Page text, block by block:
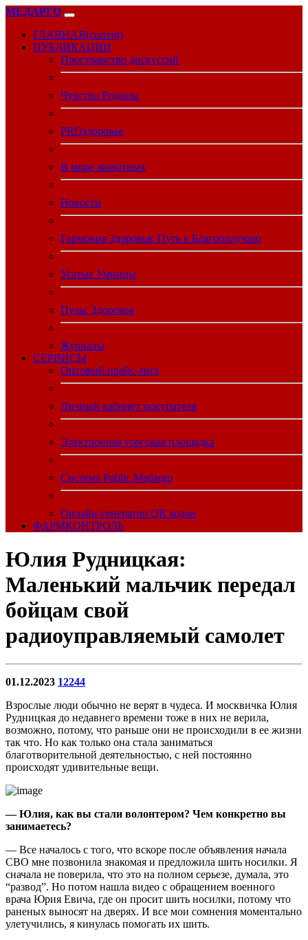
МЕДАРГО
ГЛАВНАЯ(current)
ПУБЛИКАЦИИ
Пространство дискуссий
Чувство Родины
PROздоровье
В мире животных
Новости
Гармония Здоровья: Путь к Благополучию
Усатые Умницы
Пульс Здоровья
Журналы
CЕРВИСЫ
Оптовый прайс-лист
Личный кабинет покупателя
Электронная торговая площадка
Система Public.Medargo
Онлайн-генератор QR кодов
ФАРМКОНТРОЛЬ
Юлия Рудницкая:
Маленький мальчик передал
бойцам свой
радиоуправляемый самолет
01.12.2023 12244
Взрослые люди обычно не верят в чудеса. И москвичка Юлия
Рудницкая до недавнего времени тоже в них не верила,
возможно, потому, что раньше они не происходили в ее жизни
так что. Но как только она стала заниматься
благотворительной деятельностью, с ней постоянно
происходят удивительные вещи.
— Юлия, как вы стали волонтером? Чем конкретно вы
занимаетесь?
— Все началось с того, что вскоре после объявления начала
СВО мне позвонила знакомая и предложила шить носилки. Я
сначала не поверила, что это на полном серьезе, думала, это
“развод”. Но потом нашла видео с обращением военного
врача Юрия Евича, где он просит шить носилки, потому что
раненых выносят на дверях. И все мои сомнения моментально
улетучились, я кинулась помогать их шить.